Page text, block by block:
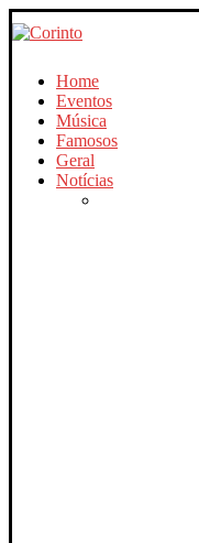
Home
Eventos
Música
Famosos
Geral
Notícias